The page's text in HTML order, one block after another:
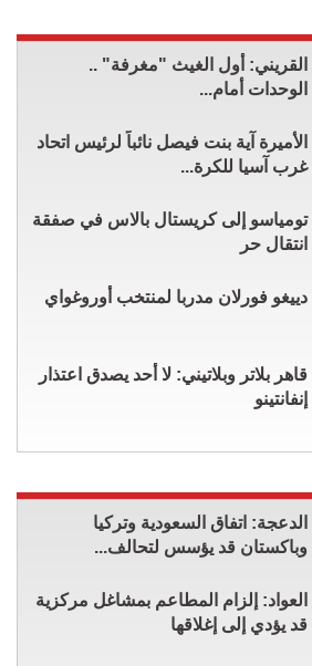
القريني: أول الغيث "مغرفة" ..
الوحدات أمام...
الأميرة آية بنت فيصل نائباً لرئيس اتحاد
غرب آسيا للكرة...
تومياسو إلى كريستال بالاس في صفقة
انتقال حر
دييغو فورلان مدربا لمنتخب أوروغواي
قاهر بلاتر وبلاتيني: لا أحد يصدق اعتذار
إنفانتينو
الدعجة: اتفاق السعودية وتركيا
وباكستان قد يؤسس لتحالف...
العواد: إلزام المطاعم بمشاغل مركزية
قد يؤدي إلى إغلاقها